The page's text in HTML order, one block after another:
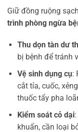
Giữ đồng ruộng
trình phòng ngừa
Thu dọn tàn dư
bị bệnh để tránh
Vệ sinh dụng cụ:
cắt tỉa, cuốc,
thuốc tẩy pha
Kiểm soát cỏ dại
khuẩn, cần loại